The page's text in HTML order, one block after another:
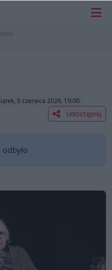
5 czerwca 2026, 19:00
Udostępnij